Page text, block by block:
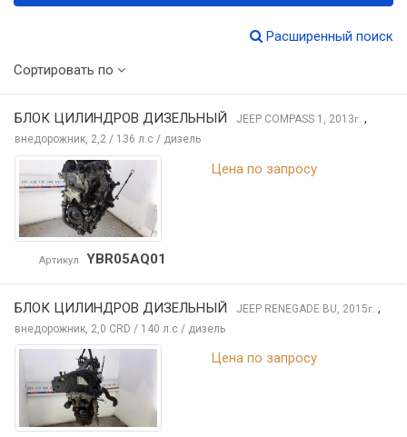
Расширенный поиск
Сортировать по
БЛОК ЦИЛИНДРОВ ДИЗЕЛЬНЫЙ JEEP COMPASS 1, 2013г. ,
внедорожник, 2,2 / 136 л.с / дизель
Артикул YBR05AQ01
Цена по запросу
БЛОК ЦИЛИНДРОВ ДИЗЕЛЬНЫЙ JEEP RENEGADE BU, 2015г. ,
внедорожник, 2,0 CRD / 140 л.с / дизель
Цена по запросу